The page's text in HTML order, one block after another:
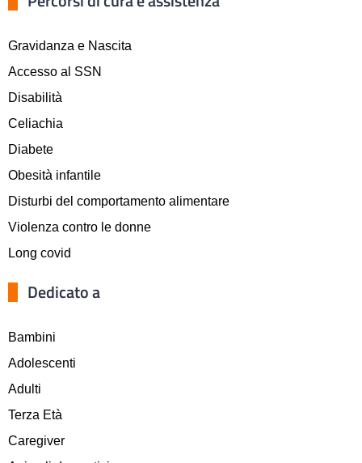
Gravidanza e Nascita
Accesso al SSN
Disabilità
Celiachia
Diabete
Obesità infantile
Disturbi del comportamento alimentare
Violenza contro le donne
Long covid
Dedicato a
Bambini
Adolescenti
Adulti
Terza Età
Caregiver